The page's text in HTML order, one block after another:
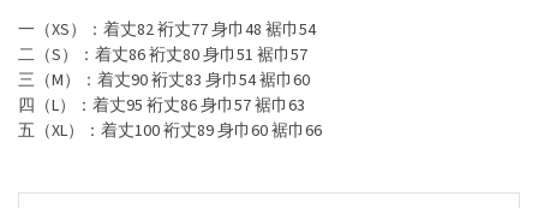
一（XS）：着丈82 裄丈77 身巾48 裾巾54
二（S）：着丈86 裄丈80 身巾51 裾巾57
三（M）：着丈90 裄丈83 身巾54 裾巾60
四（L）：着丈95 裄丈86 身巾57 裾巾63
五（XL）：着丈100 裄丈89 身巾60 裾巾66